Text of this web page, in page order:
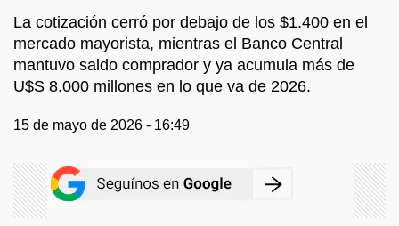
La cotización cerró por debajo de los $1.400 en el
mercado mayorista, mientras el Banco Central
mantuvo saldo comprador y ya acumula más de
U$S 8.000 millones en lo que va de 2026.
15 de mayo de 2026 - 16:49